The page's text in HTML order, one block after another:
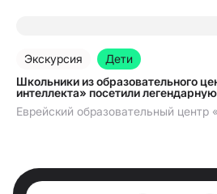
29.06.2026
Экскурсия
Дети
Школьники из образовательного
интеллекта» посетили
«Мосфильм»
Еврейский образовательный центр